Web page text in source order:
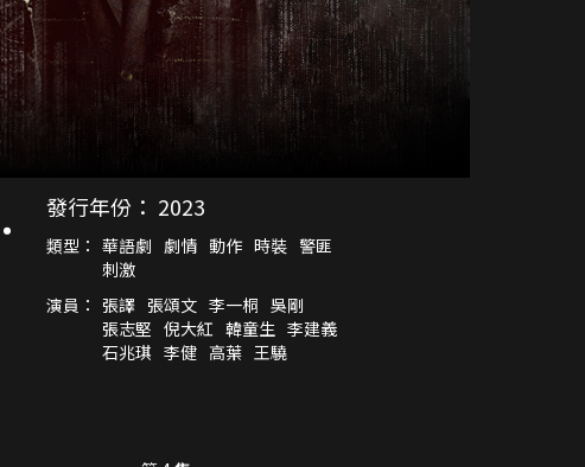
發行年份： 2023
類型： 華語劇 劇情 動作 時裝 警匪
刺激
演員： 張譯 張頌文 李一桐 吳剛
張志堅 倪大紅 韓童生 李建義
石兆琪 李健 高葉 王驍